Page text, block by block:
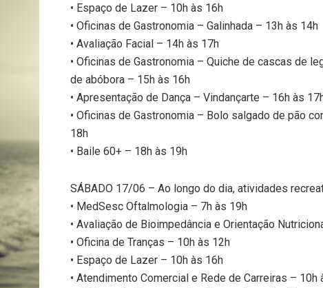
• Espaço de Lazer – 10h às 16h
• Oficinas de Gastronomia – Galinhada – 13h às 14h
• Avaliação Facial – 14h às 17h
• Oficinas de Gastronomia – Quiche de cascas de
de abóbora – 15h às 16h
• Apresentação de Dança – Vindançarte – 16h às
• Oficinas de Gastronomia – Bolo salgado de pão
18h
• Baile 60+ – 18h às 19h
SÁBADO 17/06 – Ao longo do dia, atividades
• MedSesc Oftalmologia – 7h às 19h
• Avaliação de Bioimpedância e Orientação
• Oficina de Tranças – 10h às 12h
• Espaço de Lazer – 10h às 16h
• Atendimento Comercial e Rede de Carreiras – 10h